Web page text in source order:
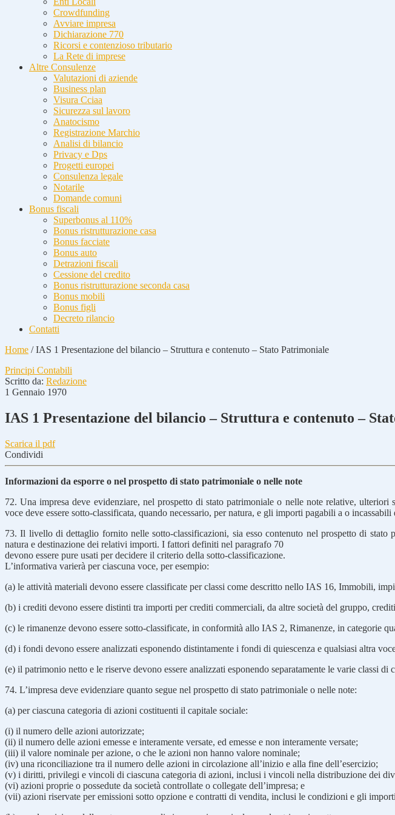
Crowdfunding
Avviare impresa
Dichiarazione 770
Ricorsi e contenzioso tributario
La Rete di imprese
Altre Consulenze
Valutazioni di aziende
Business plan
Visura Cciaa
Sicurezza sul lavoro
Anatocismo
Registrazione Marchio
Analisi di bilancio
Privacy e Dps
Progetti europei
Consulenza legale
Notarile
Domande comuni
Bonus fiscali
Superbonus al 110%
Bonus ristrutturazione casa
Bonus facciate
Bonus auto
Detrazioni fiscali
Cessione del credito
Bonus ristrutturazione seconda casa
Bonus mobili
Bonus figli
Decreto rilancio
Contatti
Home /IAS 1 Presentazione del bilancio – Struttura e contenuto – Stato Patrimoniale
Principi Contabili
Scritto da: Redazione
1 Gennaio 1970
IAS 1 Presentazione del bilancio – Struttura e contenuto –
Scarica il pdf
Condividi
Informazioni da esporre o nel prospetto di stato patrimoniale o nelle note
72. Una impresa deve evidenziare, nel prospetto di stato patrimoniale o nelle note relative,
voce deve essere sotto-classificata, quando necessario, per natura, e gli importi pagabili a o
73. Il livello di dettaglio fornito nelle sotto-classificazioni, sia esso contenuto nel prospetto di
natura e destinazione dei relativi importi. I fattori definiti nel paragrafo 70
devono essere pure usati per decidere il criterio della sotto-classificazione.
L’informativa varierà per ciascuna voce, per esempio:
(a) le attività materiali devono essere classificate per classi come descritto nello IAS 16, Immobili,
(b) i crediti devono essere distinti tra importi per crediti commerciali, da altre società del gruppo,
(c) le rimanenze devono essere sotto-classificate, in conformità allo IAS 2, Rimanenze, in
(d) i fondi devono essere analizzati esponendo distintamente i fondi di quiescenza e qualsiasi altra
(e) il patrimonio netto e le riserve devono essere analizzati esponendo separatamente le varie classi
74. L’impresa deve evidenziare quanto segue nel prospetto di stato patrimoniale o nelle note:
(a) per ciascuna categoria di azioni costituenti il capitale sociale:
(i) il numero delle azioni autorizzate;
(ii) il numero delle azioni emesse e interamente versate, ed emesse e non interamente versate;
(iii) il valore nominale per azione, o che le azioni non hanno valore nominale;
(iv) una riconciliazione tra il numero delle azioni in circolazione all’inizio e alla fine dell’esercizio;
(v) i diritti, privilegi e vincoli di ciascuna categoria di azioni, inclusi i vincoli nella distribuzione dei
(vi) azioni proprie o possedute da società controllate o collegate dell’impresa; e
(vii) azioni riservate per emissioni sotto opzione e contratti di vendita, inclusi le condizioni e gli